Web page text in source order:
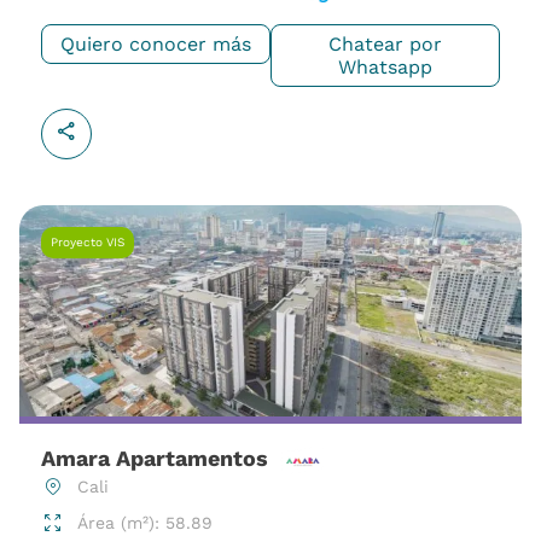
Quiero conocer más
Chatear por
Whatsapp
Proyecto VIS
Amara Apartamentos
Cali
Área (m²): 58.89